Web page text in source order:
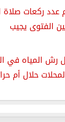
عدد ركعات
الفتوى يجيب
رش المياه في
حلال أم